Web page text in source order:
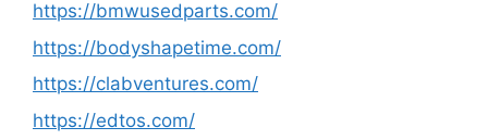
https://bmwusedparts.com/
https://bodyshapetime.com/
https://clabventures.com/
https://edtos.com/